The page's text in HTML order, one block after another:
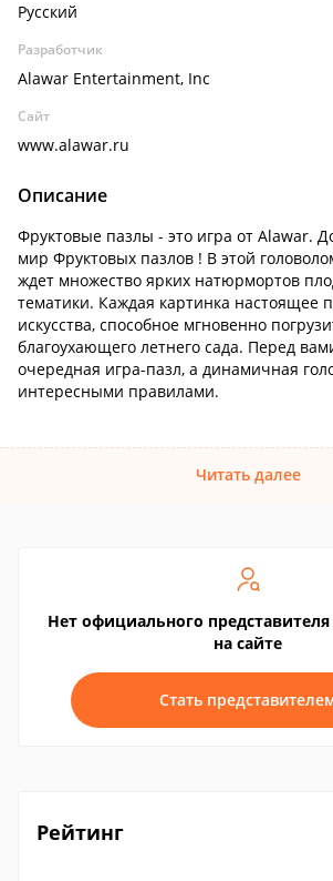
Русский
Разработчик
Alawar Entertainment, Inc
Сайт
www.alawar.ru
Описание
Фруктовые пазлы - это игра от Alawar.
мир Фруктовых пазлов ! В этой
ждет множество ярких натюрмортов
тематики. Каждая картинка настоящее
искусства, способное мгновенно
благоухающего летнего сада. Перед
очередная игра-пазл, а динамичная
интересными правилами.
Читать далее
Нет официального
на сайте
Стать
Рейтинг